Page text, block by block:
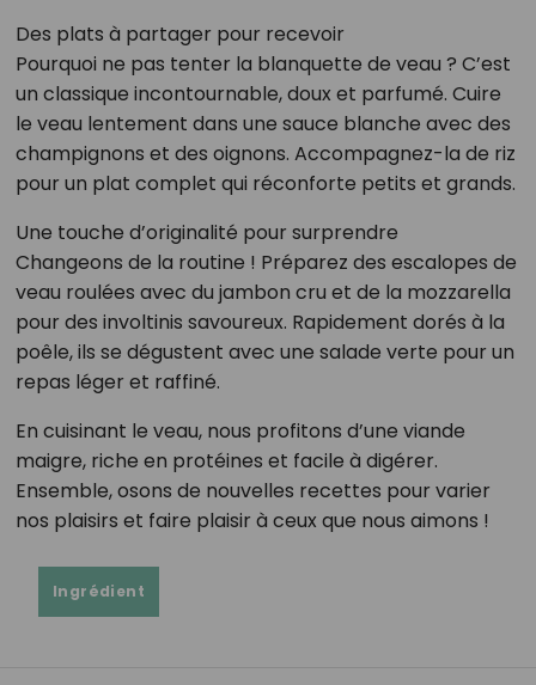
Des plats à partager pour recevoir
Pourquoi ne pas tenter la blanquette de veau ? C’est
un classique incontournable, doux et parfumé. Cuire
le veau lentement dans une sauce blanche avec des
champignons et des oignons. Accompagnez-la de riz
pour un plat complet qui réconforte petits et grands.
Une touche d’originalité pour surprendre
Changeons de la routine ! Préparez des escalopes de
veau roulées avec du jambon cru et de la mozzarella
pour des involtinis savoureux. Rapidement dorés à la
poêle, ils se dégustent avec une salade verte pour un
repas léger et raffiné.
En cuisinant le veau, nous profitons d’une viande
maigre, riche en protéines et facile à digérer.
Ensemble, osons de nouvelles recettes pour varier
nos plaisirs et faire plaisir à ceux que nous aimons !
Ingrédient